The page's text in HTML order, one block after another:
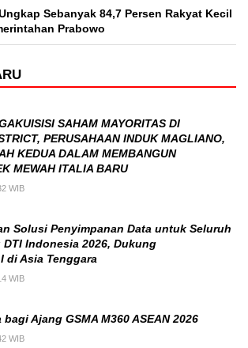
Sebanyak 84,7 Persen Rakyat Kecil
Prabowo
SAHAM MAYORITAS DI
PERUSAHAAN INDUK MAGLIANO,
KEDUA DALAM MEMBANGUN
MEWAH ITALIA BARU
WIB
Solusi Penyimpanan Data untuk Seluruh
Indonesia 2026, Dukung
di Asia Tenggara
WIB
Ajang GSMA M360 ASEAN 2026
WIB